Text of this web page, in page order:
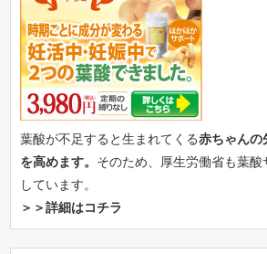
葉酸が不足すると生まれてくる赤ちゃんの
を高めます。 そのため、厚生労働省も葉
しています。
＞＞詳細はコチラ